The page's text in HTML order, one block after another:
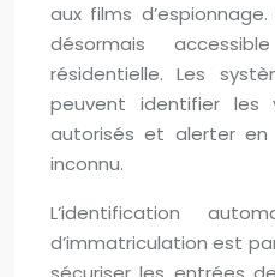
aux films
désormais
résidentielle. Les
peuvent identifier les
autorisés et alerter en
inconnu.
L’identification
d’immatriculation est